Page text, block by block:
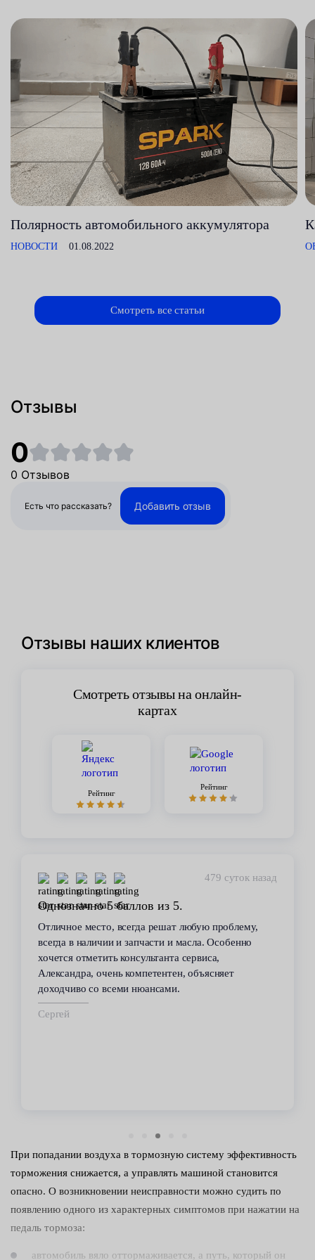
Полярность автомобильного аккумулятора
НОВОСТИ 01.08.2022
Смотреть все статьи
Отзывы
0
0 Отзывов
Есть что рассказать? Добавить отзыв
Отзывы наших клиентов
Смотреть отзывы на онлайн-
картах
Рейтинг
Рейтинг
479 суток назад
Однозначно 5 баллов из 5.
Отличное место, всегда решат любую проблему,
всегда в наличии и запчасти и масла. Особенно
хочется отметить консультанта сервиса,
Александра, очень компетентен, объясняет
доходчиво со всеми нюансами.
Сергей
При попадании воздуха в тормозную систему эффективность
торможения снижается, а управлять машиной становится
опасно. О возникновении неисправности можно судить по
появлению одного из характерных симптомов при нажатии на
педаль тормоза:
автомобиль вяло оттормаживается, а путь, который он